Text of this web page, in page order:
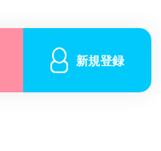
新規登録